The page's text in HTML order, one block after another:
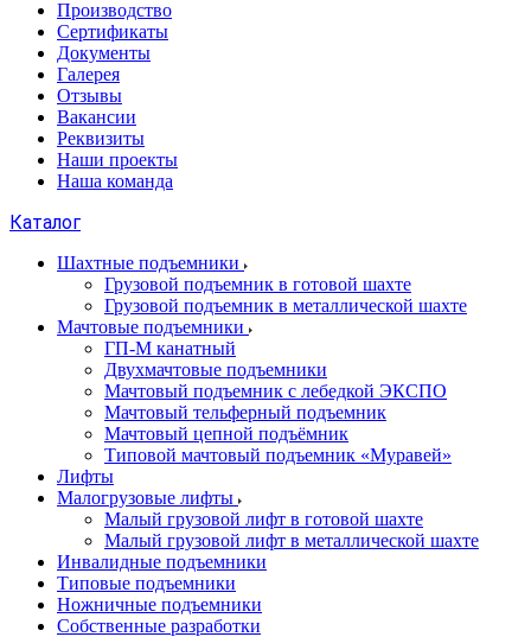
Производство
Сертификаты
Документы
Галерея
Отзывы
Вакансии
Реквизиты
Наши проекты
Наша команда
Каталог
Шахтные подъемники
Грузовой подъемник в готовой шахте
Грузовой подъемник в металлической шахте
Мачтовые подъемники
ГП-М канатный
Двухмачтовые подъемники
Мачтовый подъемник с лебедкой ЭКСПО
Мачтовый тельферный подъемник
Мачтовый цепной подъёмник
Типовой мачтовый подъемник «Муравей»
Лифты
Малогрузовые лифты
Малый грузовой лифт в готовой шахте
Малый грузовой лифт в металлической шахте
Инвалидные подъемники
Типовые подъемники
Ножничные подъемники
Собственные разработки